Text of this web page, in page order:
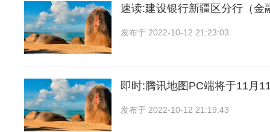
速读:建设银行新疆区分行（金
发布于 2022-10-12 21:23:03
即时:腾讯地图PC端将于11月
发布于 2022-10-12 21:19:43